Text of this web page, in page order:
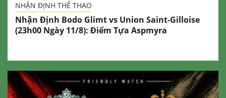
NHẬN ĐỊNH THỂ THAO
Nhận Định Bodo Glimt vs Union Saint-Gilloise
(23h00 Ngày 11/8): Điểm Tựa Aspmyra